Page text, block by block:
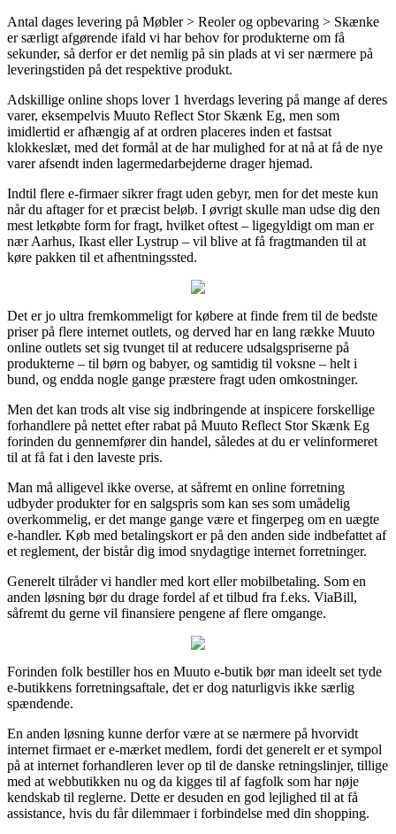
Antal dages levering på Møbler > Reoler og opbevaring > Skænke
er særligt afgørende ifald vi har behov for produkterne om få
sekunder, så derfor er det nemlig på sin plads at vi ser nærmere på
leveringstiden på det respektive produkt.
Adskillige online shops lover 1 hverdags levering på mange af deres
varer, eksempelvis Muuto Reflect Stor Skænk Eg, men som
imidlertid er afhængig af at ordren placeres inden et fastsat
klokkeslæt, med det formål at de har mulighed for at nå at få de nye
varer afsendt inden lagermedarbejderne drager hjemad.
Indtil flere e-firmaer sikrer fragt uden gebyr, men for det meste kun
når du aftager for et præcist beløb. I øvrigt skulle man udse dig den
mest letkøbte form for fragt, hvilket oftest – ligegyldigt om man er
nær Aarhus, Ikast eller Lystrup – vil blive at få fragtmanden til at
køre pakken til et afhentningssted.
Det er jo ultra fremkommeligt for købere at finde frem til de bedste
priser på flere internet outlets, og derved har en lang række Muuto
online outlets set sig tvunget til at reducere udsalgspriserne på
produkterne – til børn og babyer, og samtidig til voksne – helt i
bund, og endda nogle gange præstere fragt uden omkostninger.
Men det kan trods alt vise sig indbringende at inspicere forskellige
forhandlere på nettet efter rabat på Muuto Reflect Stor Skænk Eg
forinden du gennemfører din handel, således at du er velinformeret
til at få fat i den laveste pris.
Man må alligevel ikke overse, at såfremt en online forretning
udbyder produkter for en salgspris som kan ses som umådelig
overkommelig, er det mange gange være et fingerpeg om en uægte
e-handler. Køb med betalingskort er på den anden side indbefattet af
et reglement, der bistår dig imod snydagtige internet forretninger.
Generelt tilråder vi handler med kort eller mobilbetaling. Som en
anden løsning bør du drage fordel af et tilbud fra f.eks. ViaBill,
såfremt du gerne vil finansiere pengene af flere omgange.
Forinden folk bestiller hos en Muuto e-butik bør man ideelt set tyde
e-butikkens forretningsaftale, det er dog naturligvis ikke særlig
spændende.
En anden løsning kunne derfor være at se nærmere på hvorvidt
internet firmaet er e-mærket medlem, fordi det generelt er et sympol
på at internet forhandleren lever op til de danske retningslinjer, tillige
med at webbutikken nu og da kigges til af fagfolk som har nøje
kendskab til reglerne. Dette er desuden en god lejlighed til at få
assistance, hvis du får dilemmaer i forbindelse med din shopping.